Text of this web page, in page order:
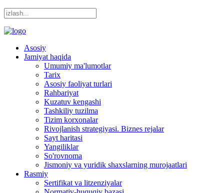
Asosiy
Jamiyat haqida
Umumiy ma'lumotlar
Tarix
Asosiy faoliyat turlari
Rahbariyat
Kuzatuv kengashi
Tashkiliy tuzilma
Tizim korxonalar
Rivojlanish strategiyasi. Biznes rejalar
Sayt haritasi
Yangiliklar
So'rovnoma
Jismoniy va yuridik shaxslarning murojaatlari
Rasmiy
Sertifikat va litzenziyalar